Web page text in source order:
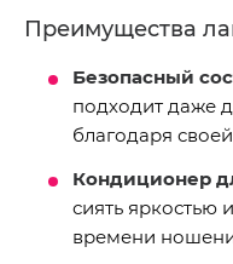
Преимущества
Безопасный
подходит даже
благодаря
Кондиционер
сиять яркостью
времени